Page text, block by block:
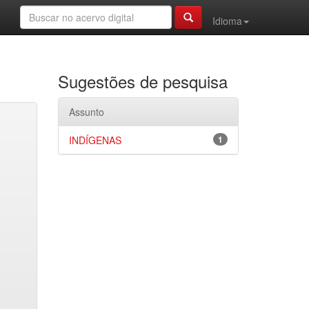
Idioma
Sugestões de pesquisa
Assunto
1
INDÍGENAS